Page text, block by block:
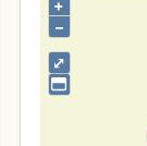
⤢
+
–